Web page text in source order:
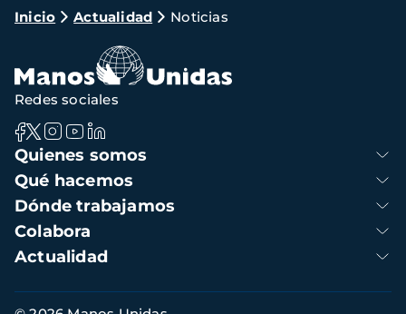
Ruta
navegación
Inicio Actualidad Noticias
Navegación
principal
Quienes somos
Qué hacemos
Dónde trabajamos
Colabora
Actualidad
Redes sociales